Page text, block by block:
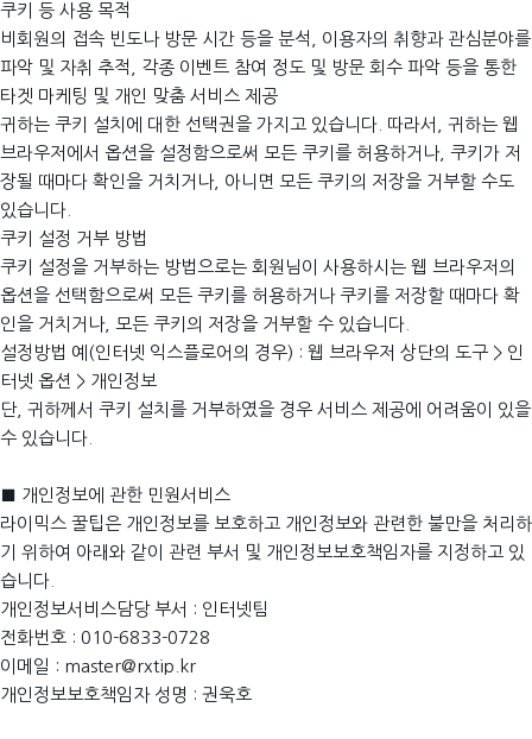
쿠키 등 사용 목적
비회원의 접속 빈도나 방문 시간 등을 분석, 이용자의 취향과 관심분야를
파악 및 자취 추적, 각종 이벤트 참여 정도 및 방문 회수 파악 등을 통한
타겟 마케팅 및 개인 맞춤 서비스 제공
귀하는 쿠키 설치에 대한 선택권을 가지고 있습니다. 따라서, 귀하는 웹
브라우저에서 옵션을 설정함으로써 모든 쿠키를 허용하거나, 쿠키가 저
장될 때마다 확인을 거치거나, 아니면 모든 쿠키의 저장을 거부할 수도
있습니다.
쿠키 설정 거부 방법
쿠키 설정을 거부하는 방법으로는 회원님이 사용하시는 웹 브라우저의
옵션을 선택함으로써 모든 쿠키를 허용하거나 쿠키를 저장할 때마다 확
인을 거치거나, 모든 쿠키의 저장을 거부할 수 있습니다.
설정방법 예(인터넷 익스플로어의 경우) : 웹 브라우저 상단의 도구 > 인
터넷 옵션 > 개인정보
단, 귀하께서 쿠키 설치를 거부하였을 경우 서비스 제공에 어려움이 있을
수 있습니다.
■ 개인정보에 관한 민원서비스
라이믹스 꿀팁은 개인정보를 보호하고 개인정보와 관련한 불만을 처리하
기 위하여 아래와 같이 관련 부서 및 개인정보보호책임자를 지정하고 있
습니다.
개인정보서비스담당 부서 : 인터넷팀
전화번호 : 010-6833-0728
이메일 : master@rxtip.kr
개인정보보호책임자 성명 : 권욱호